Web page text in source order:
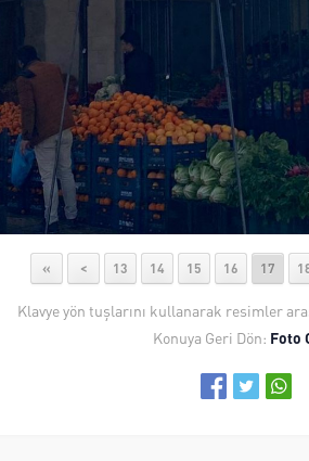
« < 13 14 15 16 17
Klavye yön tuşlarını kullanarak resimler
Konuya Geri Dön: Foto